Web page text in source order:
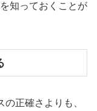
知っておくことが
正確さよりも、